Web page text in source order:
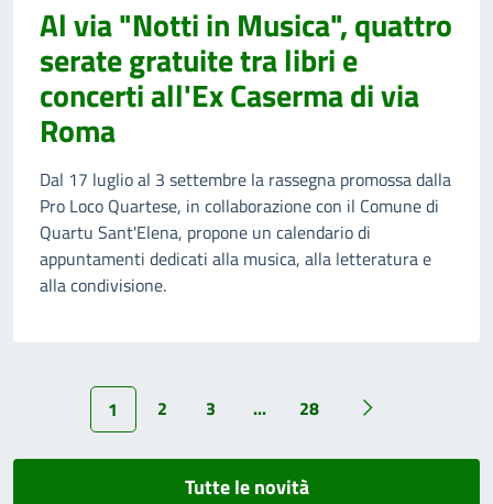
Al via "Notti in Musica", quattro
serate gratuite tra libri e
concerti all'Ex Caserma di via
Roma
Dal 17 luglio al 3 settembre la rassegna promossa dalla
Pro Loco Quartese, in collaborazione con il Comune di
Quartu Sant'Elena, propone un calendario di
appuntamenti dedicati alla musica, alla letteratura e
alla condivisione.
1 2 3 ... 28
Tutte le novità